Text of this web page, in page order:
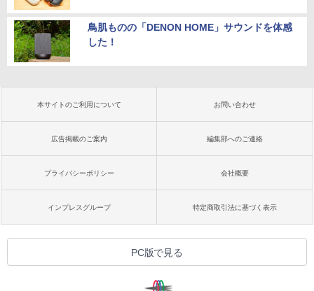
鳥肌ものの「DENON HOME」サウンドを体感
した！
本サイトのご利用について お問い合わせ
広告掲載のご案内 編集部へのご連絡
プライバシーポリシー 会社概要
インプレスグループ 特定商取引法に基づく表示
PC版で見る